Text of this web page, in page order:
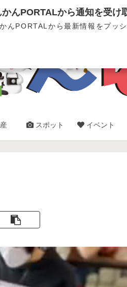
三豊市・観音寺市✿総合情報サイト
スポット イベント
かんPORTALから通知を受け
んPORTALから最新情報をプッ